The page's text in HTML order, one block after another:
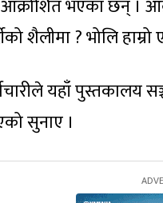
भएका छन् ।
शैलीमा ? भोलि हाम्रो
यहाँ पुस्तकालय
सुनाए ।